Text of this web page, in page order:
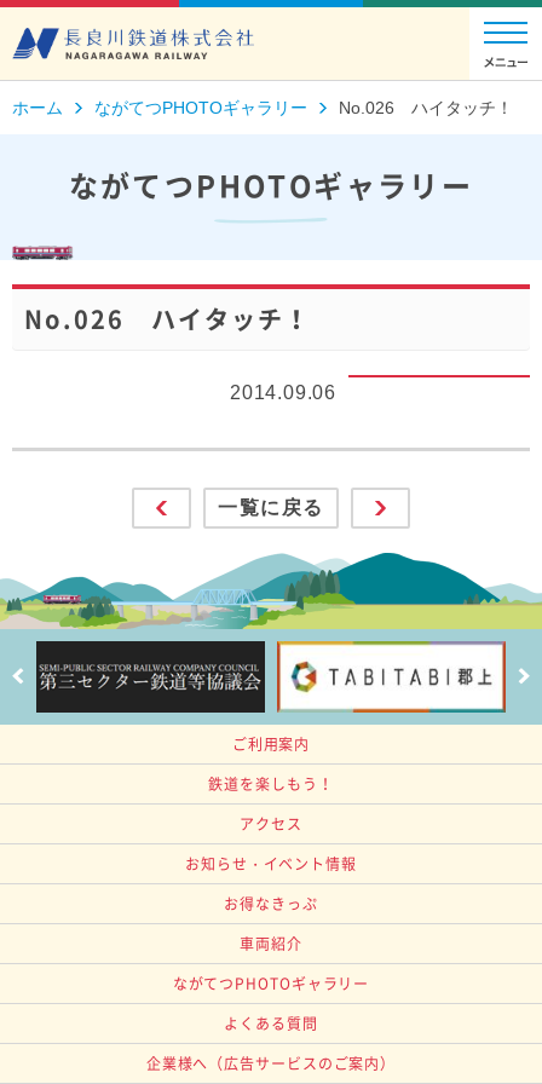
ホーム ながてつPHOTOギャラリー No.026 ハイタッチ！
ながてつPHOTOギャラリー
No.026 ハイタッチ！
2014.09.06
一覧に戻る
ご利用案内
鉄道を楽しもう！
アクセス
お知らせ・イベント情報
お得なきっぷ
車両紹介
ながてつPHOTOギャラリー
よくある質問
企業様へ （広告サービスのご案内）